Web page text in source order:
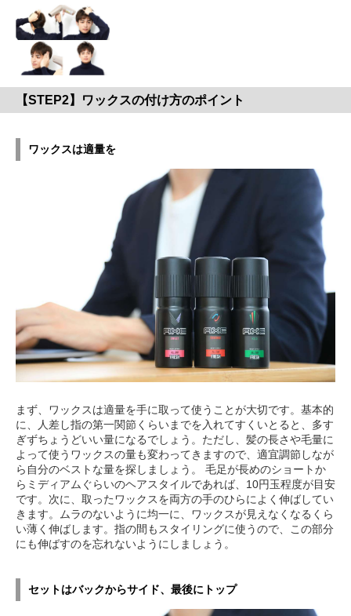
【STEP2】ワックスの付け方のポイント
ワックスは適量を
まず、ワックスは適量を手に取って使うことが大切です。基本的
に、人差し指の第一関節くらいまでを入れてすくいとると、多す
ぎずちょうどいい量になるでしょう。ただし、髪の長さや毛量に
よって使うワックスの量も変わってきますので、適宜調節しなが
ら自分のベストな量を探しましょう。 毛足が長めのショートか
らミディアムぐらいのヘアスタイルであれば、10円玉程度が目安
です。次に、取ったワックスを両方の手のひらによく伸ばしてい
きます。ムラのないように均一に、ワックスが見えなくなるくら
い薄く伸ばします。指の間もスタイリングに使うので、この部分
にも伸ばすのを忘れないようにしましょう。
セットはバックからサイド、最後にトップ